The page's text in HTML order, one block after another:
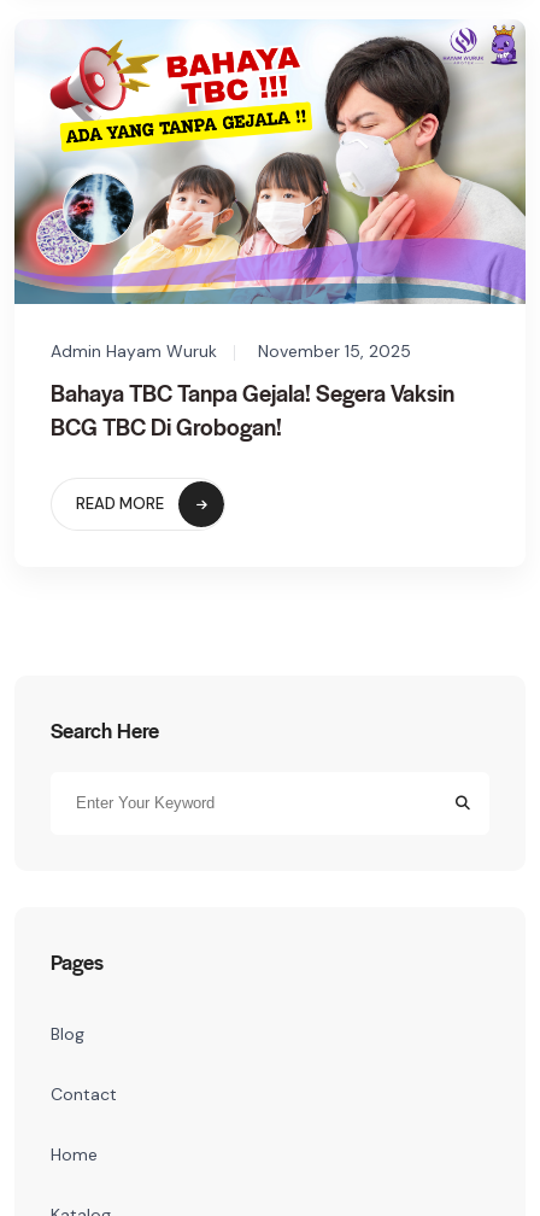
Admin Hayam Wuruk November 15, 2025
Bahaya TBC Tanpa Gejala! Segera Vaksin
BCG TBC Di Grobogan!
READ MORE
Search Here
Pages
Blog
Contact
Home